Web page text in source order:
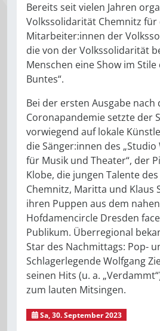
Bereits seit vielen Jahren
Volkssolidarität Chemnitz
Mitarbeiter:innen der
die von der Volkssolidarität
Menschen eine Show im Stile
Buntes“.
Bei der ersten Ausgabe nach
Coronapandemie setzte der
vorwiegend auf lokale
die Sänger:innen des
für Musik und Theater“, der
Klobe, die jungen Talente
Chemnitz, Maritta und Klaus
ihren Puppen aus dem
Hofdamencircle Dresden
Publikum. Überregional
Star des Nachmittags: Pop-
Schlagerlegende Wolfgang
seinen Hits (u. a.
zum lauten Mitsingen.
Sa, 30. September 2023